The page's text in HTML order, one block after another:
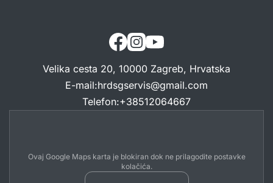
Velika cesta 20, 10000 Zagreb, Hrvatska
E-mail:hrdsgservis@gmail.com
Telefon:+38512064667
Ovaj Google Maps karta je blokiran dok ne prilagodite postavke
kolačića.